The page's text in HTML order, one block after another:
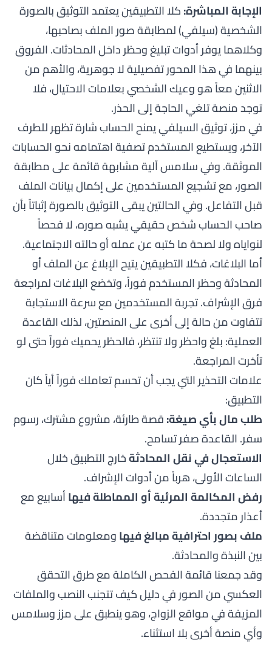
الإجابة المباشرة:كلا التطبيقين يعتمد التوثيق بالصورة
الشخصية (سيلفي) لمطابقة صور الملف بصاحبها،
وكلاهما يوفر أدوات تبليغ وحظر داخل المحادثات. الفروق
بينهما في هذا المحور تفصيلية لا جوهرية، والأهم من
الاثنين معاً هو وعيك الشخصي بعلامات الاحتيال، فلا
توجد منصة تلغي الحاجة إلى الحذر.
في مزز، توثيق السيلفي يمنح الحساب شارة تظهر للطرف
الآخر، ويستطيع المستخدم تصفية اهتمامه نحو الحسابات
الموثقة. وفي سلامس آلية مشابهة قائمة على مطابقة
الصور، مع تشجيع المستخدمين على إكمال بيانات الملف
قبل التفاعل. وفي الحالتين يبقى التوثيق بالصورة إثباتاً بأن
صاحب الحساب شخص حقيقي يشبه صوره، لا فحصاً
لنواياه ولا لصحة ما كتبه عن عمله أو حالته الاجتماعية.
أما البلاغات، فكلا التطبيقين يتيح الإبلاغ عن الملف أو
المحادثة وحظر المستخدم فوراً، وتخضع البلاغات لمراجعة
فرق الإشراف. تجربة المستخدمين مع سرعة الاستجابة
تتفاوت من حالة إلى أخرى على المنصتين، لذلك القاعدة
العملية: بلغ واحظر ولا تنتظر، فالحظر يحميك فوراً حتى لو
تأخرت المراجعة.
علامات التحذير التي يجب أن تحسم تعاملك فوراً أياً كان
التطبيق:
طلب مال بأي صيغة:قصة طارئة، مشروع مشترك، رسوم
سفر. القاعدة صفر تسامح.
الاستعجال في نقل المحادثةخارج التطبيق خلال
الساعات الأولى، هرباً من أدوات الإشراف.
رفض المكالمة المرئية أو المماطلة فيهاأسابيع مع
أعذار متجددة.
ملف بصور احترافية مبالغ فيهاومعلومات متناقضة
بين النبذة والمحادثة.
وقد جمعنا قائمة الفحص الكاملة مع طرق التحقق
العكسي من الصور في دليلكيف تتجنب النصب والملفات
المزيفة في مواقع الزواج، وهو ينطبق على مزز وسلامس
وأي منصة أخرى بلا استثناء.